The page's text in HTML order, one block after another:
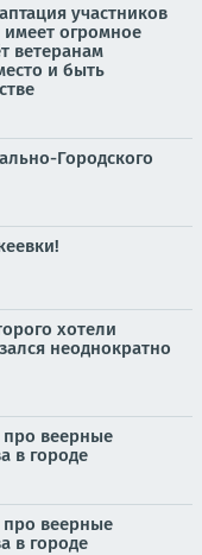
участников
огромное
ветеранам
и быть
Городского
хотели
неоднократно
веерные
в городе
веерные
в городе